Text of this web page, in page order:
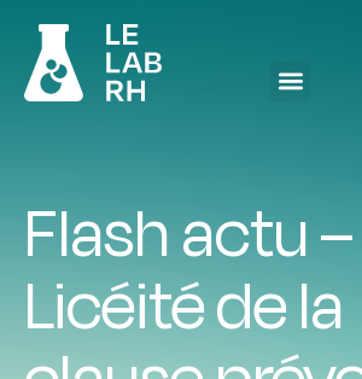
Flash actu –
Licéité de la